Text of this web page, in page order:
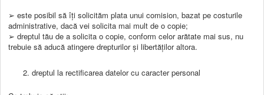
➢ este posibil să îți solicităm plata unui comision, bazat pe costurile
administrative, dacă vei solicita mai mult de o copie;
➢ dreptul tău de a solicita o copie, conform celor arătate mai sus, nu
trebuie să aducă atingere drepturilor și libertăților altora.
dreptul la rectificarea datelor cu caracter personal